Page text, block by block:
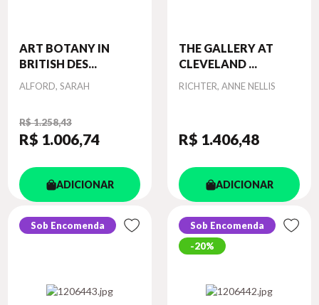
ART BOTANY IN
BRITISH DES...
Autor
ALFORD, SARAH
R$ 1.258,43
R$ 1.006,74
ADICIONAR
THE GALLERY AT
CLEVELAND ...
Autor
RICHTER, ANNE NELLIS
R$ 1.406,48
ADICIONAR
Sob Encomenda
Sob Encomenda
20%